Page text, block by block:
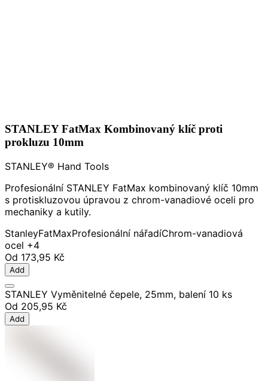
STANLEY FatMax Kombinovaný klíč proti
prokluzu 10mm
STANLEY® Hand Tools
Profesionální STANLEY FatMax kombinovaný klíč 10mm
s protiskluzovou úpravou z chrom-vanadiové oceli pro
mechaniky a kutily.
StanleyFatMaxProfesionální nářadíChrom-vanadiová
ocel +4
Od 173,95 Kč
Add
STANLEY Vyměnitelné čepele, 25mm, balení 10 ks
Od 205,95 Kč
Add